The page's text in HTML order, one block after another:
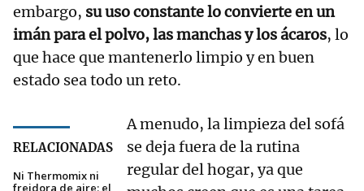
embargo, su uso constante lo convierte en un
imán para el polvo, las manchas y los ácaros, lo
que hace que mantenerlo limpio y en buen
estado sea todo un reto.
RELACIONADAS
Ni Thermomix ni
A menudo, la limpieza del sofá
se deja fuera de la rutina
regular del hogar, ya que